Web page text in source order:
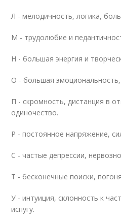
Л - мелодичность, логика,
М - трудолюбие и
Н - большая энергия и
О - большая
П - скромность, дистанция в
одиночество.
Р - постоянное напряжение,
С - частые депрессии,
Т - бесконечные поиски,
У - интуиция, склонность к
испугу.